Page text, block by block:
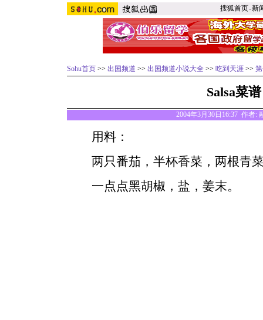
搜狐首页-新
Sohu首页 >> 出国频道 >> 出国频道小说大全 >> 吃到天涯 >>
Salsa菜
2004年3月30日16:37 作者:
用料：
两只番茄，半杯香菜，两根青菜
一点点黑胡椒，盐，姜末。